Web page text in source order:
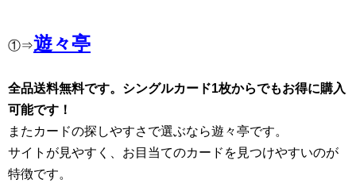
①⇒遊々亭
全品送料無料です。シングルカード1枚からでもお得に購入
可能です！
またカードの探しやすさで選ぶなら遊々亭です。
サイトが見やすく、お目当てのカードを見つけやすいのが
特徴です。